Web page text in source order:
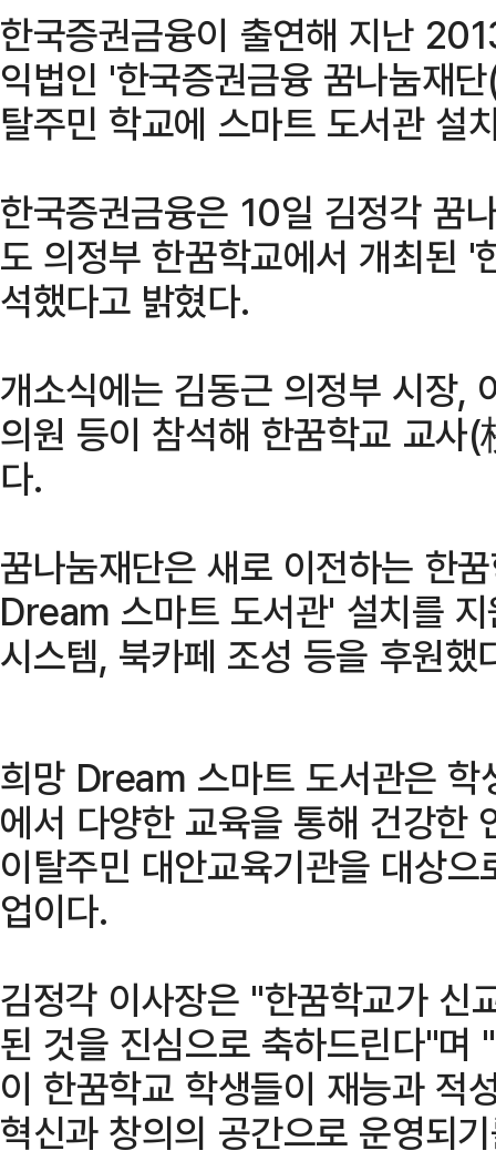
한국증권금융이 출연해 지난
익법인 '한국증권금융 꿈나눔재
탈주민 학교에 스마트 도서관 설
한국증권금융은 10일 김정각 꿈
도 의정부 한꿈학교에서 개최된 '
석했다고 밝혔다.
개소식에는 김동근 의정부 시장,
의원 등이 참석해 한꿈학교 교
다.
꿈나눔재단은 새로 이전하는 한
Dream 스마트 도서관' 설치를
시스템, 북카페 조성 등을 후원했
희망 Dream 스마트 도서관은 학
에서 다양한 교육을 통해 건강한
이탈주민 대안교육기관을 대상
업이다.
김정각 이사장은 "한꿈학교가 신
된 것을 진심으로 축하드린다"
이 한꿈학교 학생들이 재능과 적
혁신과 창의의 공간으로 운영되